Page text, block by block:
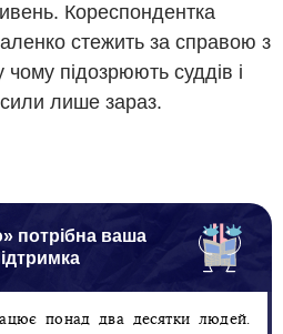
Кореспондентка
стежить за справою з
підозрюють суддів і
лише зараз.
потрібна ваша
понад два десятки людей.